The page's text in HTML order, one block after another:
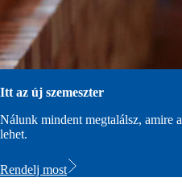
Itt az új szemeszter
Nálunk mindent megtalálsz, amire
lehet.
Rendelj most